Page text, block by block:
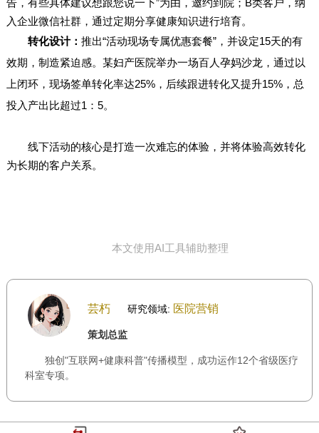
告，有些具体建议想跟您说一下”为由，邀约到院；B类客户，纳
入企业微信社群，通过定期分享健康知识进行培育。
转化设计： 推出“活动现场专属优惠套餐”，并设定15天的有
效期，制造紧迫感。某妇产医院举办一场百人孕妈沙龙，通过以
上闭环，现场签单转化率达25%，后续跟进转化又提升15%，总
投入产出比超过1：5。
线下活动的核心是打造一次难忘的体验，并将体验高效转化
为长期的客户关系。
本文使用AI工具辅助整理
芸朽 研究领域: 医院营销
策划总监
独创"互联网+健康科普"传播模型，成功运作12个省级医疗
科室专项。